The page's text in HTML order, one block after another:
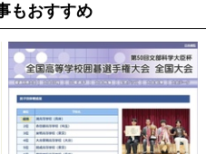
もおすすめ